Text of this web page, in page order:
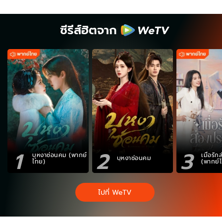
ซีรีส์ฮิตจาก
1 บุหงาซ่อนคม (พากย์
ไทย) 2 บุหงาซ่อนคม 3 เมื่อรัก
(พากย์
ไปที่ WeTV